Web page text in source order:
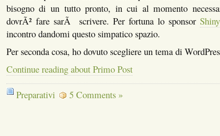
bisogno di un tutto pronto, in cui al momento
dovrÃ² fare sarÃ scrivere. Per fortuna lo sponsor
incontro dandomi questo simpatico spazio.
Per seconda cosa, ho dovuto scegliere un tema di
Continue reading about Primo Post
Preparativi 5 Comments »